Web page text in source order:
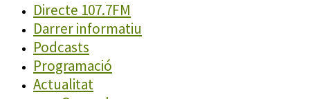
Directe 107.7FM
Darrer informatiu
Podcasts
Programació
Actualitat